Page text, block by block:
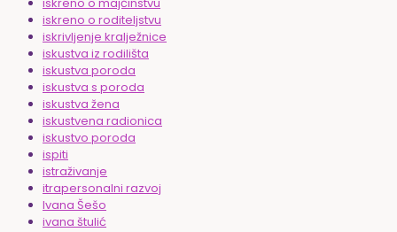
iskreno o roditeljstvu
iskrivljenje kralježnice
iskustva iz rodilišta
iskustva poroda
iskustva s poroda
iskustva žena
iskustvena radionica
iskustvo poroda
ispiti
istraživanje
itrapersonalni razvoj
Ivana Šešo
ivana štulić